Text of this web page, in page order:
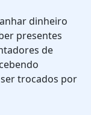
dinheiro
presentes
de
trocados por